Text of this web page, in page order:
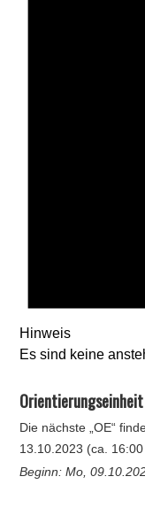
Hinweis
Es sind keine
Orientierungseinheit
Die nächste „OE“
13.10.2023 (ca. 16:00
Beginn: Mo,